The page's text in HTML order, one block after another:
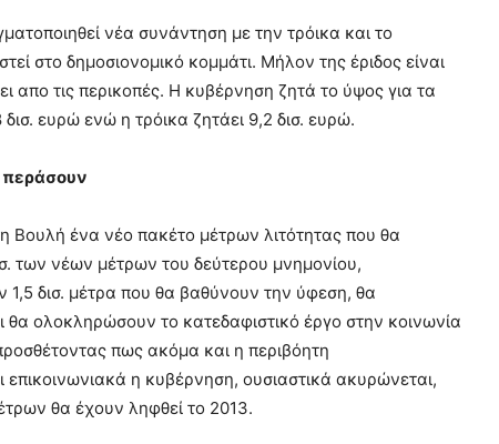
νέα συνάντηση με την τρόικα και το
στο δημοσιονομικό κομμάτι. Μήλον της έριδος είναι
απο τις περικοπές. Η κυβέρνηση ζητά το ύψος για τα
ευρώ ενώ η τρόικα ζητάει 9,2 δισ. ευρώ.
περάσουν
Βουλή ένα νέο πακέτο μέτρων λιτότητας που θα
των νέων μέτρων του δεύτερου μνημονίου,
1,5 δισ. μέτρα που θα βαθύνουν την ύφεση, θα
θα ολοκληρώσουν το κατεδαφιστικό έργο στην κοινωνία
πως ακόμα και η περιβόητη
επικοινωνιακά η κυβέρνηση, ουσιαστικά ακυρώνεται,
θα έχουν ληφθεί το 2013.